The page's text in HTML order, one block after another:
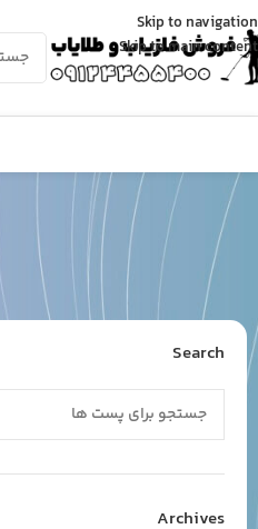
Skip to navigation
Skip to main content
Search
Archives